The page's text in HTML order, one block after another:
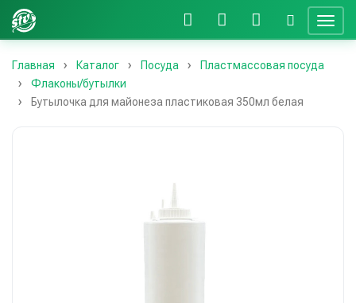
Главная Каталог Посуда
Пластмассовая посуда
Флаконы/бутылки
Бутылочка для майонеза пластиковая 350мл белая